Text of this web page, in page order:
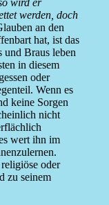
wird er
werden, doch
an den
hat, ist das
und Braus leben
in diesem
oder
Wenn es
keine Sorgen
nicht
wert ihn im
oder
zu seinem